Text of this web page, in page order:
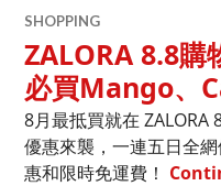
SHOPPING
ZALORA 8.8購
必買Mango、
8月最抵買就在 ZALORA
優惠來襲，一連五日全
惠和限時免運費！